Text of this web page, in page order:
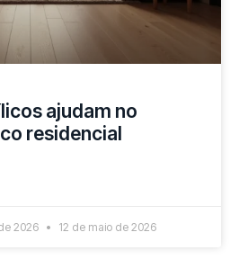
ajudam no
residencial
2026 12 de maio de 2026